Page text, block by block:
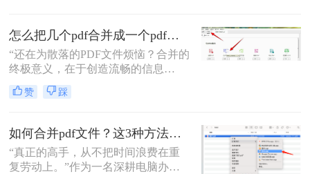
整合为完整文档。
怎么把几个pdf合并成一个pdf文件？合并文件的四大高效秘籍，总有一款适合你！
“还在为散落的PDF文件烦恼？合并的
终极意义，在于创造流畅的信息
流。”身为一名深耕电脑办公软件测
评多年的博主，我深知高效处理文档
点。面对数十份零散的PDF——可能
是项目报告的不同章节、分散的合同
附件，或是零散的参考资料
赞 踩
如何合并pdf文件？这3种方法让你效率翻倍！
“真正的高手，从不把时间浪费在重
复劳动上。”作为一名深耕电脑办公